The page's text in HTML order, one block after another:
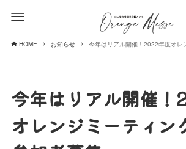
HOME お知らせ 今年はリアル開催！2022年度オレ
今年はリアル開催
オレンジミーティン